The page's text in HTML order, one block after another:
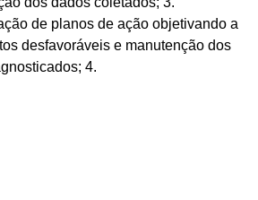
de planos de ação objetivando a
desfavoráveis e manutenção dos
4.